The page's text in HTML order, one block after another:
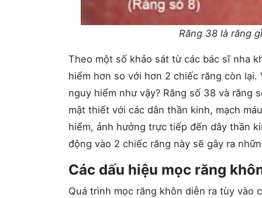
Răng 38 là răng
Theo một số khảo sát từ các bác sĩ nha
hiểm hơn so với hơn 2 chiếc răng còn
nguy hiểm như vậy? Răng số 38 và răng
mật thiết với các dân thần kinh, mạch
hiểm, ảnh hưởng trực tiếp đến dây thần
động vào 2 chiếc răng này sẽ gây ra
Các dấu hiệu mọc răng
Quá trình mọc răng khôn diễn ra tùy vào